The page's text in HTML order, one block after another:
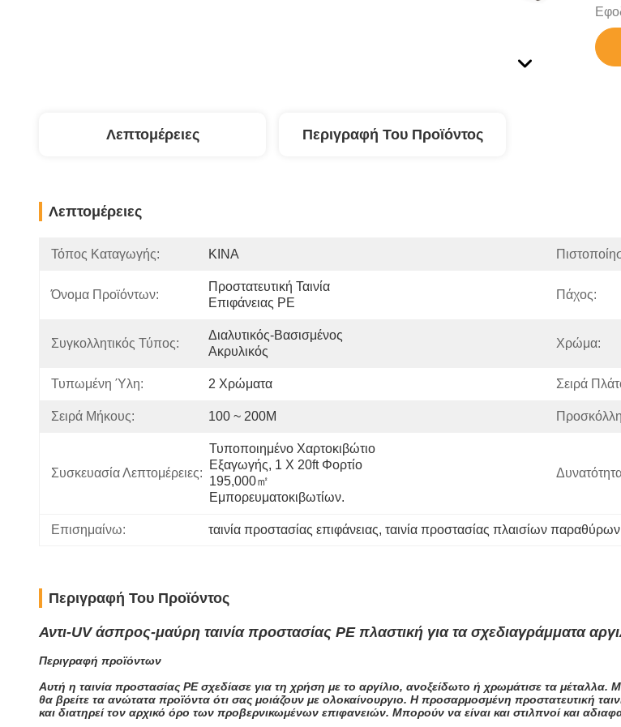
Λεπτομέρειες Περιγραφή Του Προϊόντος
Λεπτομέρειες
Τόπος Καταγωγής: ΚΙΝΑ
Όνομα Προϊόντων:
Προστατευτική Ταινία
Επιφάνειας PE
Πάχος:
Συγκολλητικός Τύπος:
Διαλυτικός-Βασισμένος
Ακρυλικός
Χρώμα:
Τυπωμένη Ύλη: 2 Χρώματα Σειρά
Σειρά Μήκους: 100 ~ 200M
Συσκευασία Λεπτομέρειες:
Τυποποιημένο Χαρτοκιβώτιο
Εξαγωγής, 1 X 20ft Φορτίο
195,000㎡
Εμπορευματοκιβωτίων.
Επισημαίνω: ταινία προστασίας επιφάνειας, ταινία προστασίας πλαισίων παραθύρων
Περιγραφή Του Προϊόντος
Αντι-UV άσπρος-μαύρη ταινία προστασίας PE πλαστική για τα σχεδιαγράμματα
Περιγραφή προϊόντων
Αυτή η ταινία προστασίας PE σχεδίασε για τη χρήση με το αργίλιο, ανοξείδωτο ή χρωμάτισε τα
θα βρείτε τα ανώτατα προϊόντα ότι σας μοιάζουν με ολοκαίνουργιο. Η προσαρμοσμένη προστατευτική
και διατηρεί τον αρχικό όρο των προβερνικωμένων επιφανειών. Μπορούν να είναι και στιλπνοί και